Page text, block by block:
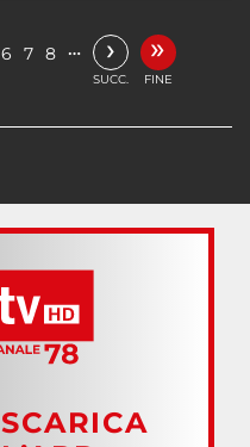
6 7 8 … ›
SUCC.
»
FINE
SCARICA